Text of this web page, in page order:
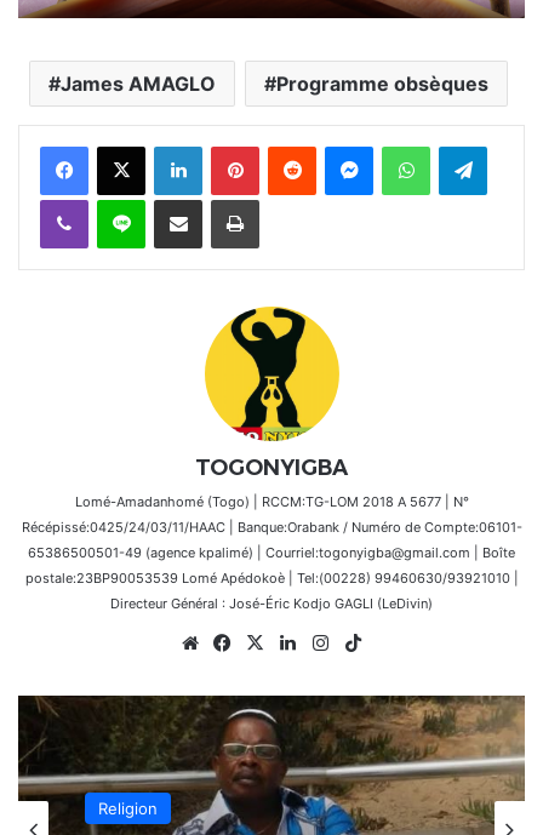
James AMAGLO Programme obsèques
FacebookX Linkedin PinterestReddit MessengerWhatsAppTelegram
Viber Ligne Partager par email Imprimer
TOGONYIGBA
Lomé-Amadanhomé (Togo) | RCCM:TG-LOM 2018 A 5677 | N°
Récépissé:0425/24/03/11/HAAC | Banque:Orabank / Numéro de Compte:06101-
65386500501-49 (agence kpalimé) | Courriel:togonyigba@gmail.com | Boîte
postale:23BP90053539 Lomé Apédokoè | Tel:(00228) 99460630/93921010 |
Directeur Général : José-Éric Kodjo GAGLI (LeDivin)
WebsiteFacebook
X LinkedinInstagram
Religion